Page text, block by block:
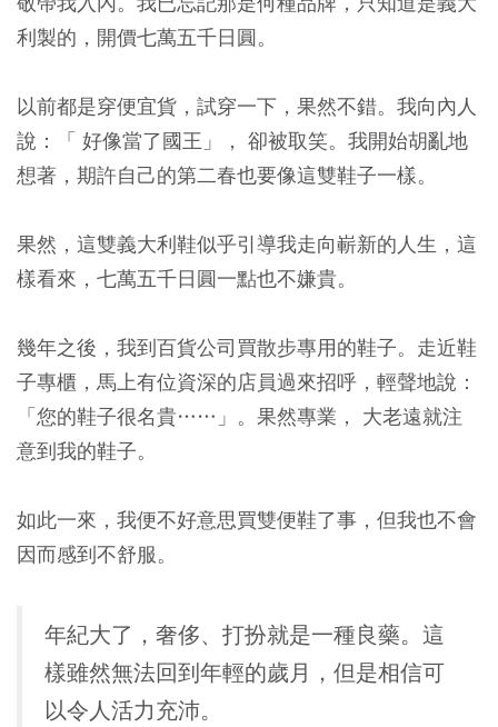
利製的，開價七萬五千日圓。
以前都是穿便宜貨，試穿一下，果然不錯。我向內人
說：「 好像當了國王」， 卻被取笑。我開始胡亂地
想著，期許自己的第二春也要像這雙鞋子一樣。
果然，這雙義大利鞋似乎引導我走向嶄新的人生，這
樣看來，七萬五千日圓一點也不嫌貴。
幾年之後，我到百貨公司買散步專用的鞋子。走近鞋
子專櫃，馬上有位資深的店員過來招呼，輕聲地說：
「您的鞋子很名貴……」。果然專業， 大老遠就注
意到我的鞋子。
如此一來，我便不好意思買雙便鞋了事，但我也不會
因而感到不舒服。
年紀大了，奢侈、打扮就是一種良藥。這
樣雖然無法回到年輕的歲月，但是相信可
以令人活力充沛。